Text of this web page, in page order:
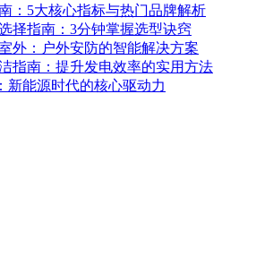
：5大核心指标与热门品牌解析
择指南：3分钟掌握选型诀窍
外：户外安防的智能解决方案
指南：提升发电效率的实用方法
新能源时代的核心驱动力